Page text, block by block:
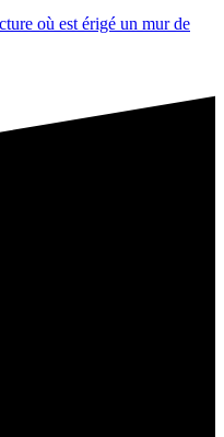
où est érigé un mur de